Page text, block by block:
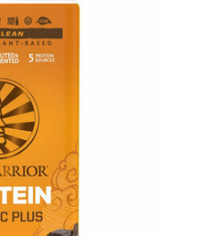
DOSAGE?
à diluer dans un shaker
bien incorporées dans des
lesproteine vegetale en
santé au quotidien, à
par jour, associée à une